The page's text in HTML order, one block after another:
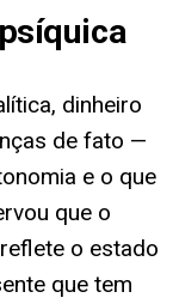
dinheiro
de fato —
e o que
que o
o estado
que tem